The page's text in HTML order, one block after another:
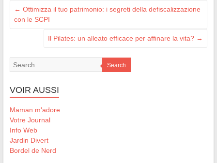
← Ottimizza il tuo patrimonio: i segreti della defiscalizzazione
con le SCPI
Il Pilates: un alleato efficace per affinare la vita? →
Search
VOIR AUSSI
Maman m'adore
Votre Journal
Info Web
Jardin Divert
Bordel de Nerd